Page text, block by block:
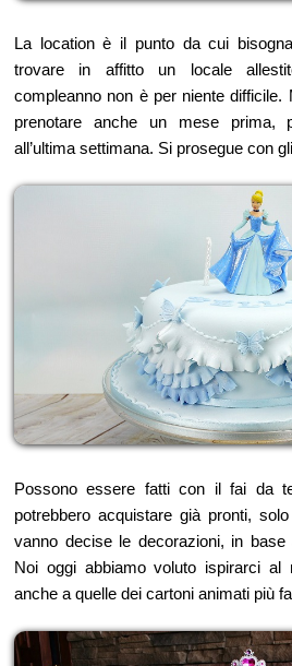
La location è il punto da cui
trovare in affitto un locale
compleanno non è per niente
prenotare anche un mese prima,
all’ultima settimana. Si prosegue con
Possono essere fatti con il fai da
potrebbero acquistare già pronti,
vanno decise le decorazioni, in base
Noi oggi abbiamo voluto ispirarci al
anche a quelle dei cartoni animati più